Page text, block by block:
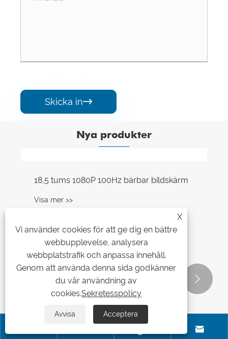
Skicka in
Nya produkter


X
Vi använder cookies för att ge dig en bättre
webbupplevelse, analysera
webbplatstrafik och anpassa innehåll.
Genom att använda denna sida godkänner
du vår användning av
cookies.Sekretesspolicy
Avvisa Acceptera